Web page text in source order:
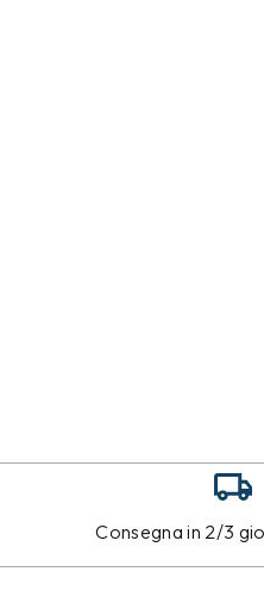
Consegna in 2/3